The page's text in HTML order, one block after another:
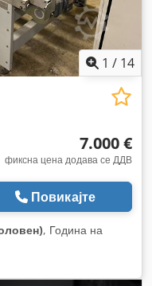
1 / 14
7.000 €
фиксна цена додава се ДДВ
Повикајте
, Година на